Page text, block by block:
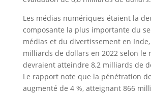
Les médias numériques étaient la
composante la plus importante du
médias et du divertissement en Inde,
milliards de dollars en 2022 selon le
devraient atteindre 8,2 milliards de
Le rapport note que la pénétration
augmenté de 4 %, atteignant 866